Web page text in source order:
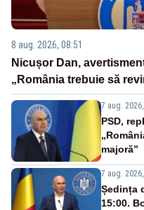
8 aug. 2026, 08:51
Nicușor Dan,
„România trebuie să
7 aug.
PSD,
majoră”
7 aug. 2026,
Ședința
15:00.